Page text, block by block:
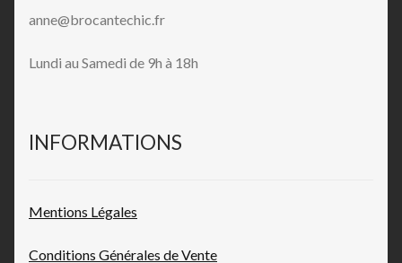
anne@brocantechic.fr
Lundi au Samedi de 9h à 18h
INFORMATIONS
Mentions Légales
Conditions Générales deVente